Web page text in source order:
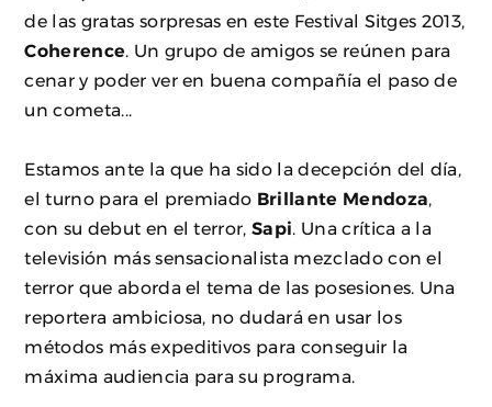
de las gratas sorpresas en este Festival Sitges 2013,
Coherence . Un grupo de amigos se reúnen para
cenar y poder ver en buena compañía el paso de
un cometa...
Estamos ante la que ha sido la decepción del día,
el turno para el premiado Brillante Mendoza
con su debut en el terror,Sapi . Una crítica a la
televisión más sensacionalista mezclado con el
terror que aborda el tema de las posesiones. Una
reportera ambiciosa, no dudará en usar los
métodos más expeditivos para conseguir la
máxima audiencia para su programa.